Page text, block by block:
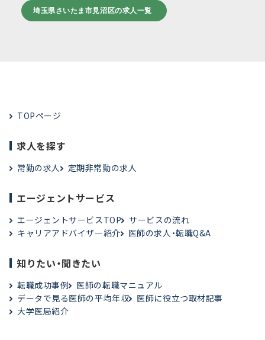
埼玉県さいたま市見沼区の求人一覧
TOPページ
求人を探す
常勤の求人 定期非常勤の求人
エージェントサービス
エージェントサービスTOP
サービスの流れ
キャリアアドバイザー紹介
医師の求人・転職Q&A
知りたい・聞きたい
転職成功事例
医師の転職マニュアル
データで見る医師の平均年収
医師に役立つ取材記事
大学医局紹介